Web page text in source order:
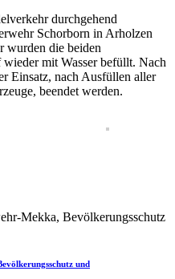
durchgehend
Schorborn in Arholzen
wurden die beiden
mit Wasser befüllt. Nach
Einsatz, nach Ausfüllen aller
beendet werden.
und